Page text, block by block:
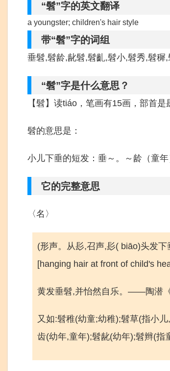
“髫”字的英文翻译
a youngster; children's hair style
带“髫”字的词组
垂髫,髫龄,龀髫,髫齓,髫小,髫秀,髫
“髫”字是什么意思？
【髫】读tiáo，笔画有15画，部首是
髫的意思是：
小儿下垂的短发：垂～。～龄（童年
它的完整意思
〈名〉
(形声。从髟,召声,髟( biāo)头发
[hanging hair at front of child's
黄发垂髫,并怡然自乐。——陶潜《
又如:髫稚(幼童;幼稚);髫草(指小
齿(幼年,童年);髫龀(幼年);髫辫(指